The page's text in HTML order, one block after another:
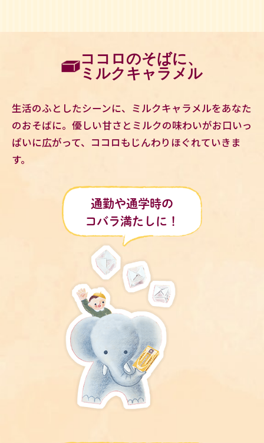
ココロのそばに、
ミルクキャラメル
生活のふとしたシーンに、ミルクキャラメルをあなた
のおそばに。優しい甘さとミルクの味わいがお口いっ
ぱいに広がって、ココロもじんわりほぐれていきま
す。
通勤や通学時の
コバラ満たしに！